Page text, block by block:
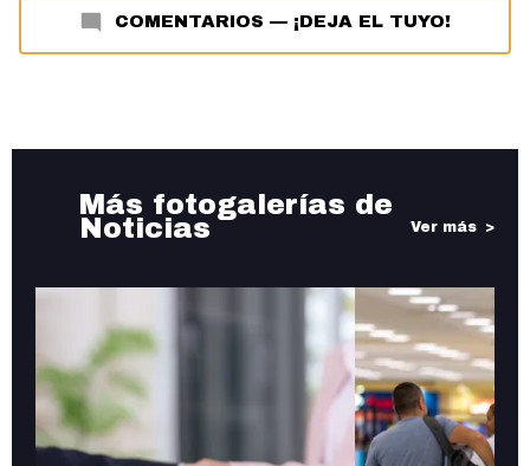
COMENTARIOS — ¡DEJA EL TUYO!
Más fotogalerías de
Noticias Ver más